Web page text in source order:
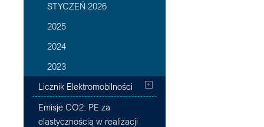
STYCZEŃ 2026
2025
2024
2023
Licznik Elektromobilności
Emisje CO2: PE za
elastycznością w realizacji